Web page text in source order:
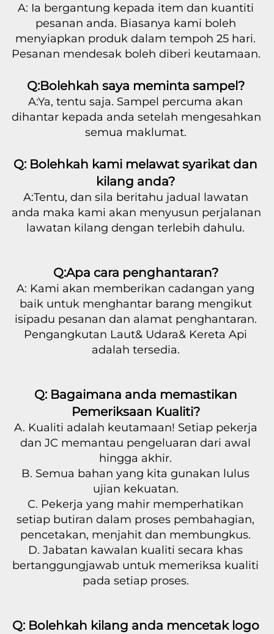
A: Ia bergantung kepada item dan kuantiti
pesanan anda. Biasanya kami boleh
menyiapkan produk dalam tempoh 25 hari.
Q:Bolehkah saya meminta sampel?
A:Ya, tentu saja. Sampel percuma akan
dihantar kepada anda setelah mengesahkan
semua maklumat.
Q: Bolehkah kami melawat syarikat dan
kilang anda?
A:Tentu, dan sila beritahu jadual lawatan
anda maka kami akan menyusun perjalanan
lawatan kilang dengan terlebih dahulu.
Q:Apa cara penghantaran?
A: Kami akan memberikan cadangan yang
baik untuk menghantar barang mengikut
isipadu pesanan dan alamat penghantaran.
Pengangkutan Laut& Udara& Kereta Api
adalah tersedia.
Q: Bagaimana anda memastikan
Pemeriksaan Kualiti?
A. Kualiti adalah keutamaan! Setiap pekerja
dan JC memantau pengeluaran dari awal
hingga akhir.
B. Semua bahan yang kita gunakan lulus
ujian kekuatan.
C. Pekerja yang mahir memperhatikan
setiap butiran dalam proses pembahagian,
pencetakan, menjahit dan membungkus.
D. Jabatan kawalan kualiti secara khas
bertanggungjawab untuk memeriksa kualiti
pada setiap proses.
Q: Bolehkah kilang anda mencetak logo